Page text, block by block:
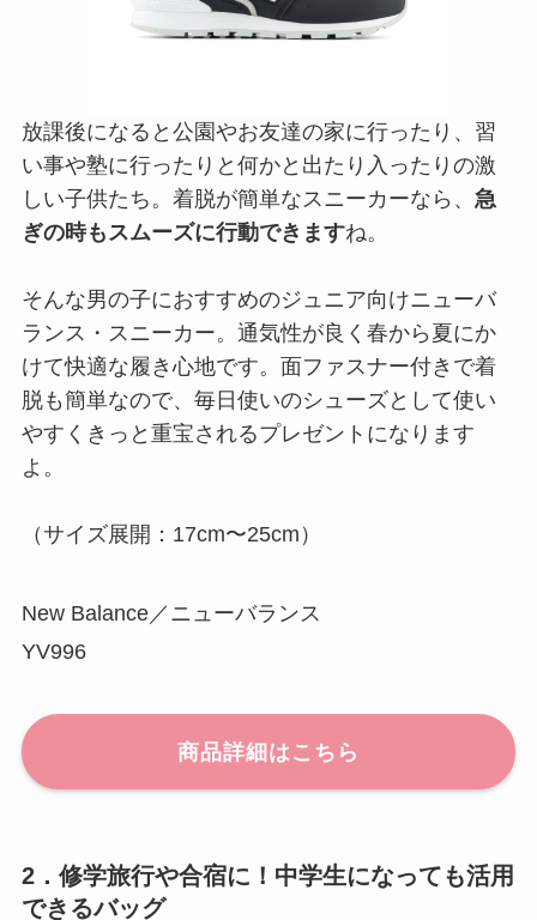
放課後になると公園やお友達の家に行ったり、習
い事や塾に行ったりと何かと出たり入ったりの激
しい子供たち。着脱が簡単なスニーカーなら、 急
ぎの時もスムーズに行動できますね。
そんな男の子におすすめのジュニア向けニューバ
ランス・スニーカー。通気性が良く春から夏にか
けて快適な履き心地です。面ファスナー付きで着
脱も簡単なので、毎日使いのシューズとして使い
やすくきっと重宝されるプレゼントになります
よ。
（サイズ展開：17cm〜25cm）
New Balance／ニューバランス
YV996
商品詳細はこちら
2．修学旅行や合宿に！中学生になっても活用
できるバッグ